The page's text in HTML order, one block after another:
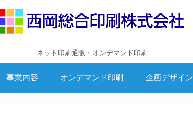
ネット印刷通販・オンデマンド印刷
事業内容 オンデマンド印刷 企画デザイン